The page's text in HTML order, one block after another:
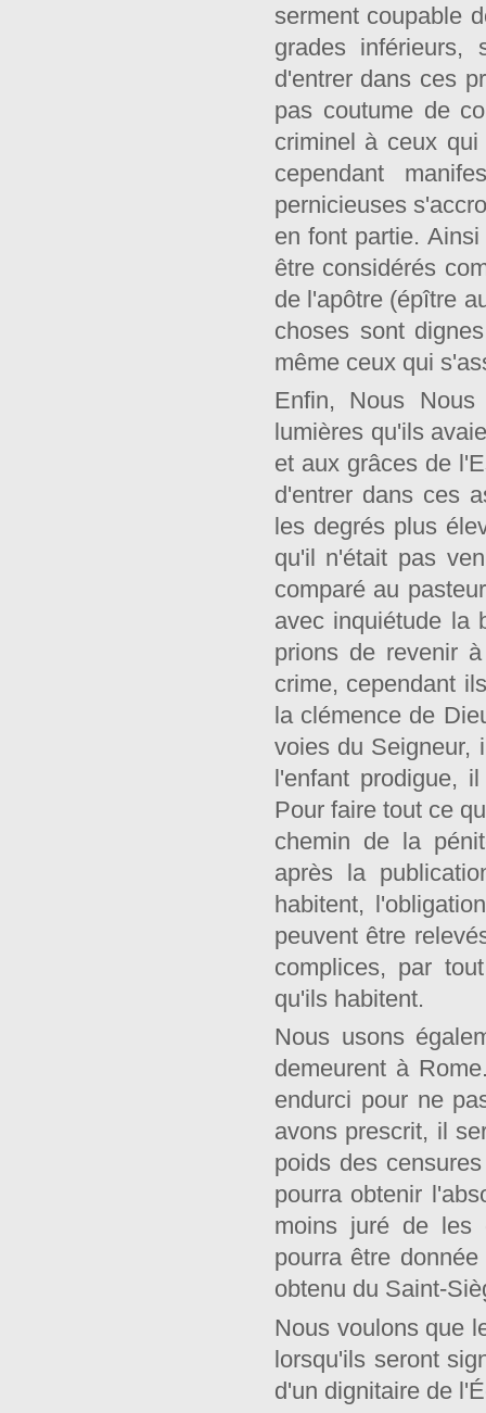
serment coupable
grades inférieurs,
d'entrer dans ces
pas coutume de
criminel à ceux
cependant
pernicieuses
en font partie.
être considérés
de l'apôtre (épître
choses sont
même ceux qui
Enfin, Nous
lumières qu'ils
et aux grâces de
d'entrer dans ces
les degrés plus
qu'il n'était pas
comparé au
avec inquiétude la
prions de revenir
crime, cependant
la clémence de
voies du Seigneur,
l'enfant prodigue,
Pour faire tout ce
chemin de la
après la
habitent,
peuvent être
complices, par
qu'ils habitent.
Nous usons
demeurent à
endurci pour ne
avons prescrit, il
poids des
pourra obtenir
moins juré de les
pourra être
obtenu du Saint-
Nous voulons que
lorsqu'ils seront
d'un dignitaire de